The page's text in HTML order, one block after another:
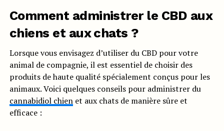
Comment administrer le CBD aux
chiens et aux chats ?
Lorsque vous envisagez d’utiliser du CBD pour votre
animal de compagnie, il est essentiel de choisir des
produits de haute qualité spécialement conçus pour les
animaux. Voici quelques conseils pour administrer du
cannabidiol chienet aux chats de manière sûre et
efficace :